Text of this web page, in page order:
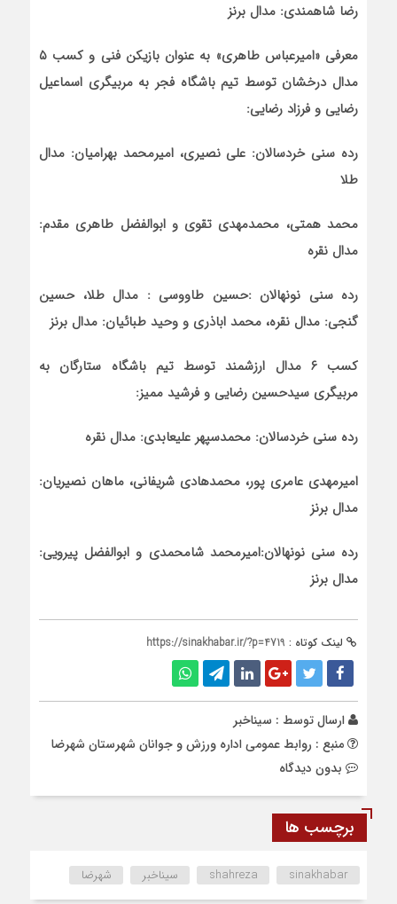
رضا شاهمندی: مدال برنز
معرفی «امیرعباس طاهری» به عنوان بازیکن فنی و کسب ۵
مدال درخشان توسط تیم باشگاه فجر به مربیگری اسماعیل
رضایی و فرزاد رضایی:
رده سنی خردسالان: علی نصیری، امیرمحمد بهرامیان: مدال
طلا
محمد همتی، محمدمهدی تقوی و ابوالفضل طاهری مقدم:
مدال نقره
رده سنی نونهالان :حسین طاووسی : مدال طلا، حسین
گنجی: مدال نقره، محمد اباذری و وحید طبائیان: مدال برنز
کسب ۶ مدال ارزشمند توسط تیم باشگاه ستارگان به
مربیگری سیدحسین رضایی و فرشید ممیز:
رده سنی خردسالان: محمدسپهر علی‏عابدی: مدال نقره
امیرمهدی عامری پور، محمدهادی شریفانی، ماهان نصیریان:
مدال برنز
رده سنی نونهالان:امیرمحمد شامحمدی و ابوالفضل پیرویی:
مدال برنز
لینک کوتاه : https://sinakhabar.ir/?p=4719
ارسال توسط : سیناخبر
منبع : روابط عمومی اداره ورزش و جوانان شهرستان شهرضا
بدون دیدگاه
برچسب ها
shahreza sinakhabar سیناخبر شهرضا